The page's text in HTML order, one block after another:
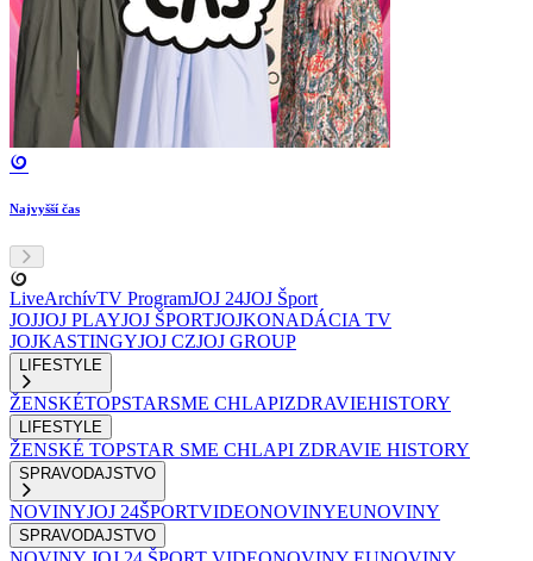
Najvyšší čas
LiveArchívTV ProgramJOJ 24JOJ Šport
JOJJOJ PLAYJOJ ŠPORTJOJKONADÁCIA TV
JOJKASTINGYJOJ CZJOJ GROUP
LIFESTYLE
ŽENSKÉTOPSTARSME CHLAPIZDRAVIEHISTORY
LIFESTYLE
ŽENSKÉ TOPSTAR SME CHLAPI ZDRAVIE HISTORY
SPRAVODAJSTVO
NOVINYJOJ 24ŠPORTVIDEONOVINYEUNOVINY
SPRAVODAJSTVO